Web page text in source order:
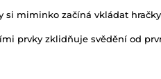
si miminko začíná vkládat
prvky zklidňuje svědění od